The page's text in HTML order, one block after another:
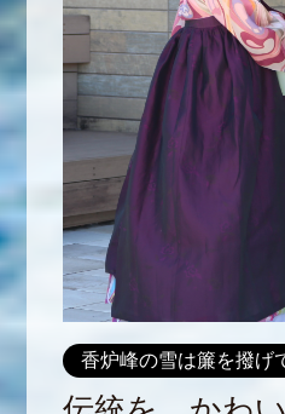
香炉峰の雪は簾を撥げ